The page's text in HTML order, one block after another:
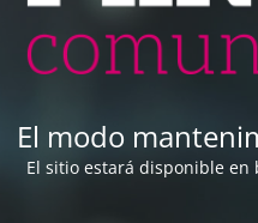
El modo
El sitio estará disponible en